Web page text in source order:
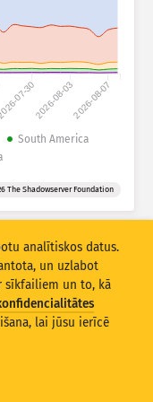
Atiestatīt
07-302026-08-032026-08-07
South America
The Shadowserver Foundation
Kontakti
analītiskos datus.
un uzlabot
sīkfailiem un to, kā
lai jūsu ierīcē